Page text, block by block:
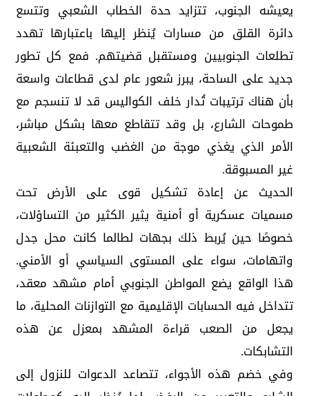
يعيشه الجنوب، تتزايد حدة الخطاب الشعبي وتتسع
دائرة القلق من مسارات يُنظر إليها باعتبارها تهدد
تطلعات الجنوبيين ومستقبل قضيتهم. فمع كل تطور
جديد على الساحة، يبرز شعور عام لدى قطاعات واسعة
بأن هناك ترتيبات تُدار خلف الكواليس قد لا تنسجم مع
طموحات الشارع، بل وقد تتقاطع معها بشكل مباشر،
الأمر الذي يغذي موجة من الغضب والتعبئة الشعبية
غير المسبوقة.
الحديث عن إعادة تشكيل قوى على الأرض تحت
مسميات عسكرية أو أمنية يثير الكثير من التساؤلات،
خصوصًا حين يُربط ذلك بجهات لطالما كانت محل جدل
واتهامات، سواء على المستوى السياسي أو الأمني.
هذا الواقع يضع المواطن الجنوبي أمام مشهد معقد،
تتداخل فيه الحسابات الإقليمية مع التوازنات المحلية، ما
يجعل من الصعب قراءة المشهد بمعزل عن هذه
التشابكات.
وفي خضم هذه الأجواء، تتصاعد الدعوات للنزول إلى